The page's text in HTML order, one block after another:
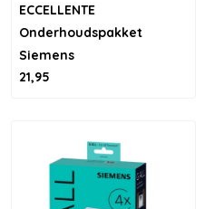
ECCELLENTE
Onderhoudspakket
Siemens
21,95